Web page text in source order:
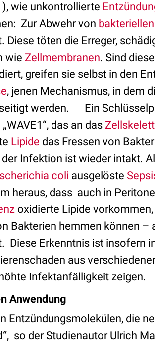
wie unkontrollierte
Zur Abwehr von
töten die Erreger,
wie Zellmembranen. Sind diese
greifen sie selbst in den
, jenen Mechanismus, in dem
werden. Ein
das an das Zellskelett
Lipide das Fressen von
Infektion ist wieder intakt.
coli ausgelöste
heraus, dass auch in
oxidierte Lipide
Bakterien hemmen können –
Diese Erkenntnis ist insofern
aus
Infektanfälligkeit zeigen.
Anwendung
Entzündungsmolekülen, die
so der Studienautor Ulrich